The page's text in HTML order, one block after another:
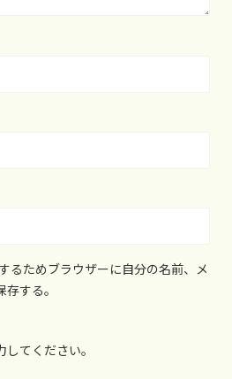
るためブラウザーに自分の名前、メ
する。
てください。